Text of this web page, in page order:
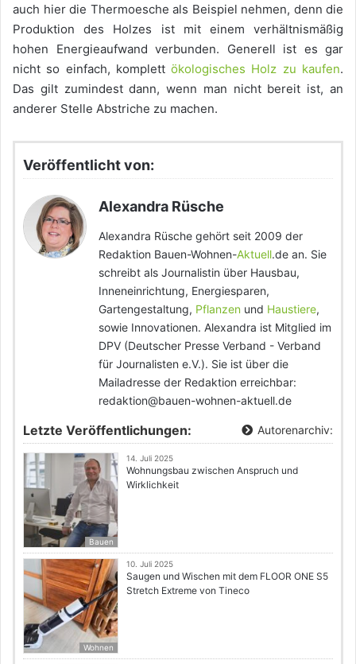
auch hier die Thermoesche als Beispiel nehmen, denn die
Produktion des Holzes ist mit einem verhältnismäßig
hohen Energieaufwand verbunden. Generell ist es gar
nicht so einfach, komplettökologisches Holz zu kaufen.
Das gilt zumindest dann, wenn man nicht bereit ist, an
anderer Stelle Abstriche zu machen.
Veröffentlicht von:
Alexandra Rüsche
Alexandra Rüsche gehört seit 2009 der
Redaktion Bauen-Wohnen-Aktuell.de an. Sie
schreibt als Journalistin über Hausbau,
Inneneinrichtung, Energiesparen,
Gartengestaltung, Pflanzen und Haustiere,
sowie Innovationen. Alexandra ist Mitglied im
DPV (Deutscher Presse Verband - Verband
für Journalisten e.V.). Sie ist über die
Mailadresse der Redaktion erreichbar:
redaktion@bauen-wohnen-aktuell.de
Letzte Veröffentlichungen: Autorenarchiv:
Bauen
14. Juli 2025
Wohnungsbau zwischen Anspruch und
Wirklichkeit
Wohnen
10. Juli 2025
Saugen und Wischen mit dem FLOOR ONE S5
Stretch Extreme von Tineco